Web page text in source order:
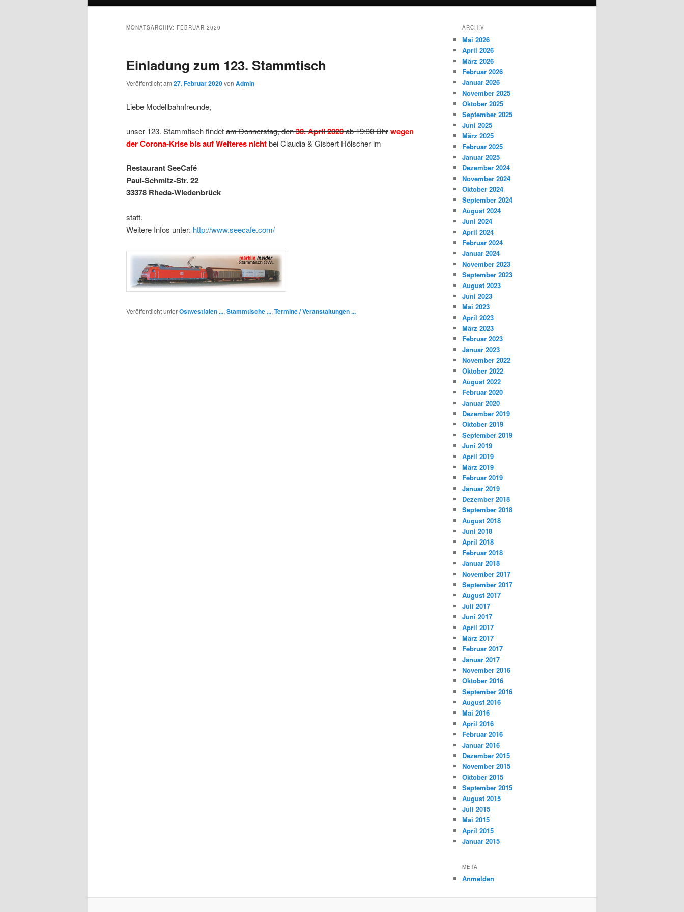
MONATSARCHIV: FEBRUAR 2020
Einladung zum 123. Stammtisch
Veröffentlicht am 27. Februar 2020von Admin
Liebe Modellbahnfreunde,
unser 123. Stammtisch findetam Donnerstag, den30. April 2020ab 19:30 Uhrwegen
der Corona-Krise bis auf Weiteres nichtbei Claudia & Gisbert Hölscher im
Restaurant SeeCafé
Paul-Schmitz-Str. 22
33378 Rheda-Wiedenbrück
statt.
Weitere Infos unter: http://www.seecafe.com/
Veröffentlicht unterOstwestfalen ...,Stammtische ...,Termine / Veranstaltungen ...
ARCHIV
Mai 2026
April 2026
März 2026
Februar 2026
Januar 2026
November 2025
Oktober 2025
September 2025
Juni 2025
März 2025
Februar 2025
Januar 2025
Dezember 2024
November 2024
Oktober 2024
September 2024
August 2024
Juni 2024
April 2024
Februar 2024
Januar 2024
November 2023
September 2023
August 2023
Juni 2023
Mai 2023
April 2023
März 2023
Februar 2023
Januar 2023
November 2022
Oktober 2022
August 2022
Februar 2020
Januar 2020
Dezember 2019
Oktober 2019
September 2019
Juni 2019
April 2019
März 2019
Februar 2019
Januar 2019
Dezember 2018
September 2018
August 2018
Juni 2018
April 2018
Februar 2018
Januar 2018
November 2017
September 2017
August 2017
Juli 2017
Juni 2017
April 2017
März 2017
Februar 2017
Januar 2017
November 2016
Oktober 2016
September 2016
August 2016
Mai 2016
April 2016
Februar 2016
Januar 2016
Dezember 2015
November 2015
Oktober 2015
September 2015
August 2015
Juli 2015
Mai 2015
April 2015
Januar 2015
META
Anmelden